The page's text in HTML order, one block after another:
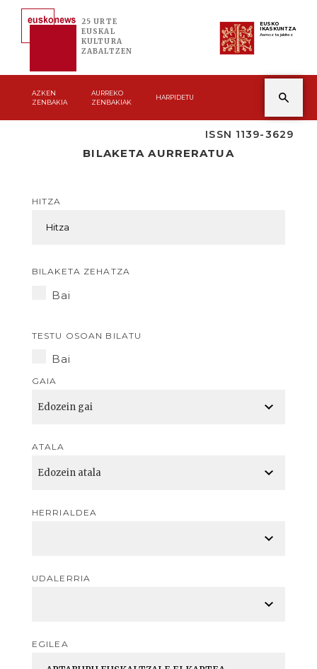
25 URTE
EUSKAL
KULTURA
ZABALTZEN
EUSKO
IKASKUNTZA
Asmoz ta jakitez
AZKEN
ZENBAKIA
AURREKO
ZENBAKIAK
HARPIDETU
ISSN 1139-3629
BILAKETA AURRERATUA
HITZA
BILAKETA ZEHATZA
Bai
TESTU OSOAN BILATU
Bai
GAIA
ATALA
HERRIALDEA
UDALERRIA
EGILEA